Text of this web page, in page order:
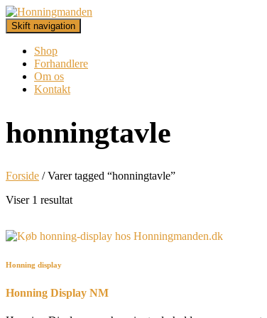
Skift navigation
Shop
Forhandlere
Om os
Kontakt
honningtavle
Forside / Varer tagged “honningtavle”
Viser 1 resultat
Honning display
Honning Display NM